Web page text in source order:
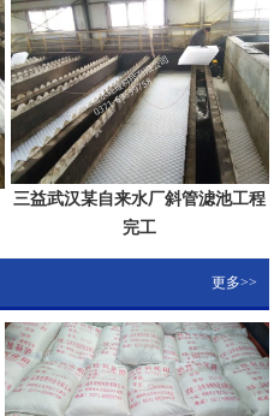
三益武汉某自来水厂斜管滤池工程
完工
更多>>